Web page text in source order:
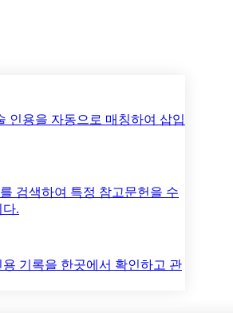
인용을 자동으로 매칭하여 삽입
검색하여 특정 참고문헌을 수
다.
기록을 한곳에서 확인하고 관